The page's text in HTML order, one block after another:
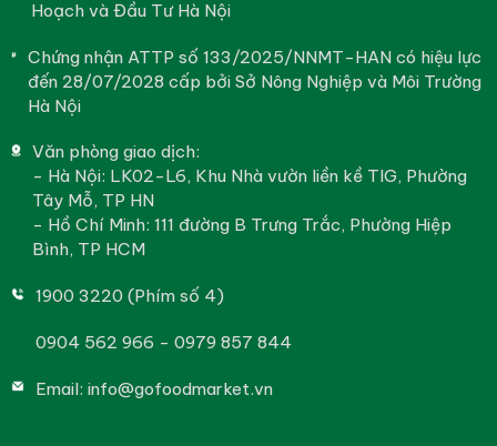
Hoạch và Đầu Tư Hà Nội
Chứng nhận ATTP số 133/2025/NNMT-HAN có hiệu lực
đến 28/07/2028 cấp bởi Sở Nông Nghiệp và Môi Trường
Hà Nội
Văn phòng giao dịch:
- Hà Nội: LK02-L6, Khu Nhà vườn liền kề TIG, Phường
Tây Mỗ, TP HN
- Hồ Chí Minh: 111 đường B Trưng Trắc, Phường Hiệp
Bình, TP HCM
1900 3220 (Phím số 4)
0904 562 966 - 0979 857 844
Email: info@gofoodmarket.vn